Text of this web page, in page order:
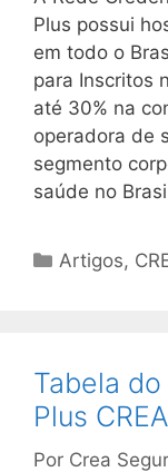
Plus possui
em todo o
para Inscritos
até 30% na
operadora de
segmento
saúde no
Artigos,
Tabela
Plus CREA
Por Crea